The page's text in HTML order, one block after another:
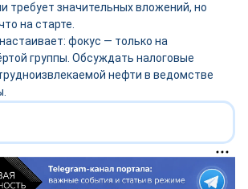
требует значительных вложений, но
на старте.
фокус — только на
группы. Обсуждать налоговые
нефти в ведомстве